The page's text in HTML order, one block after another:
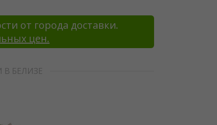
от города доставки.
цен.
БЕЛИЗЕ